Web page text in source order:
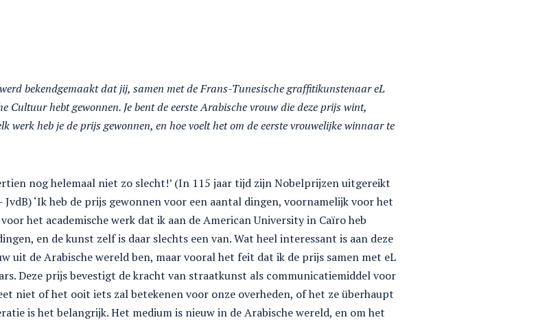
bekendgemaakt dat jij, samen met de Frans-Tunesische graffitikunstenaar eL
Cultuur hebt gewonnen. Je bent de eerste Arabische vrouw die deze prijs wint,
werk heb je de prijs gewonnen, en hoe voelt het om de eerste vrouwelijke winnaar te
nog helemaal niet zo slecht!’ (In 115 jaar tijd zijn Nobelprijzen uitgereikt
‘Ik heb de prijs gewonnen voor een aantal dingen, voornamelijk voor het
het academische werk dat ik aan de American University in Caïro heb
en de kunst zelf is daar slechts een van. Wat heel interessant is aan deze
uit de Arabische wereld ben, maar vooral het feit dat ik de prijs samen met eL
Deze prijs bevestigt de kracht van straatkunst als communicatiemiddel voor
niet of het ooit iets zal betekenen voor onze overheden, of het ze überhaupt
is het belangrijk. Het medium is nieuw in de Arabische wereld, en om het